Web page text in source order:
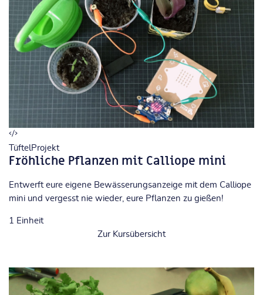
TüftelProjekt
Fröhliche Pflanzen mit Calliope mini
Entwerft eure eigene Bewässerungsanzeige mit dem Calliope
mini und vergesst nie wieder, eure Pflanzen zu gießen!
1 Einheit
Zur Kursübersicht